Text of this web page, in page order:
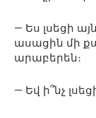
— Ես լսեցի
ասացին մի
արաբերեն։
— Եվ ի՞նչ